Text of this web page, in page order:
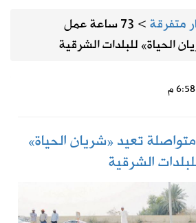
متفرقة>
73 ساعة عمل
الحياة» للبلدات الشرقية
تعيد «شريان الحياة»
الشرقية